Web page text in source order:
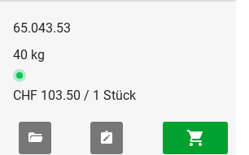
65.043.53
40 kg
CHF 103.50 / 1 Stück